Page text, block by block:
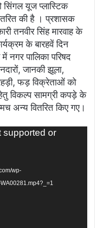
सिंगल यूज प्लास्टिक
की है । प्रशासक
तनवीर सिंह मारवाह के
के बारहवें दिन
नगर पालिका परिषद
जानकी झूला,
फड़ विक्रेताओं को
विकल्प सामग्री कपड़े के
अन्य वितरित किए गए।
supported or
wp-